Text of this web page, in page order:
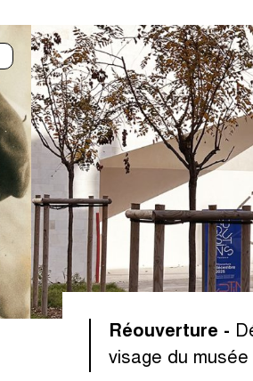
Réouverture -
visage du musée